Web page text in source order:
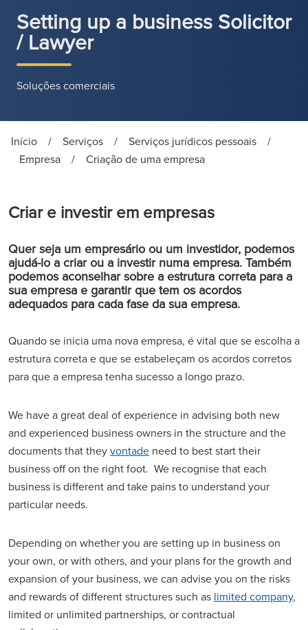
Setting up a business Solicitor
/ Lawyer
Soluções comerciais
Início / Serviços / Serviços jurídicos pessoais
/
Empresa
/ Criação de uma empresa
Criar e investir em empresas
Quer seja um empresário ou um investidor, podemos
ajudá-lo a criar ou a investir numa empresa. Também
podemos aconselhar sobre a estrutura correta para a
sua empresa e garantir que tem os acordos
adequados para cada fase da sua empresa.
Quando se inicia uma nova empresa, é vital que se escolha a
estrutura correta e que se estabeleçam os acordos corretos
para que a empresa tenha sucesso a longo prazo.
We have a great deal of experience in advising both new
and experienced business owners in the structure and the
documents that theyvontade need to best start their
business off on the right foot. We recognise that each
business is different and take pains to understand your
particular needs.
Depending on whether you are setting up in business on
your own, or with others, and your plans for the growth and
expansion of your business, we can advise you on the risks
and rewards of different structures such as limited company,
limited or unlimited partnerships, or contractual